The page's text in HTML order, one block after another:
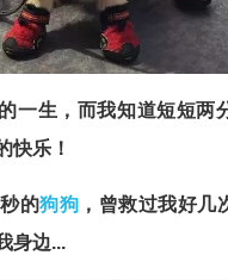
一生，而我知道短短两
快乐！
的狗狗 ，曾救过我好几
身边...